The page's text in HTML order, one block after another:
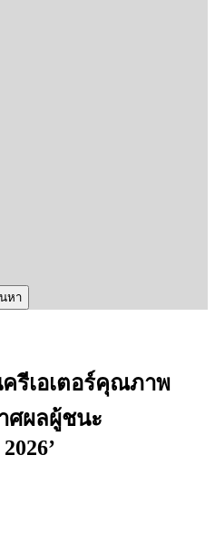
รีเอเตอร์คุณภาพ
ศผลผู้ชนะ